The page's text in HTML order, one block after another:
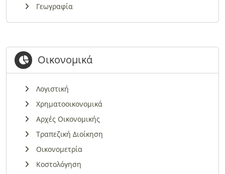
Γεωγραφία
Οικονομικά
Λογιστική
Χρηματοοικονομικά
Αρχές Οικονομικής
Τραπεζική Διοίκηση
Οικονομετρία
Κοστολόγηση